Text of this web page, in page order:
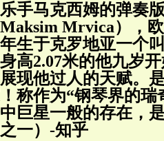
手马克西姆的弹奏
Mrvica），
生于克罗地亚一个
高2.07米的他九岁
现他过人的天赋。
称作为“钢琴界的瑞
巨星一般的存在，
一）-知乎